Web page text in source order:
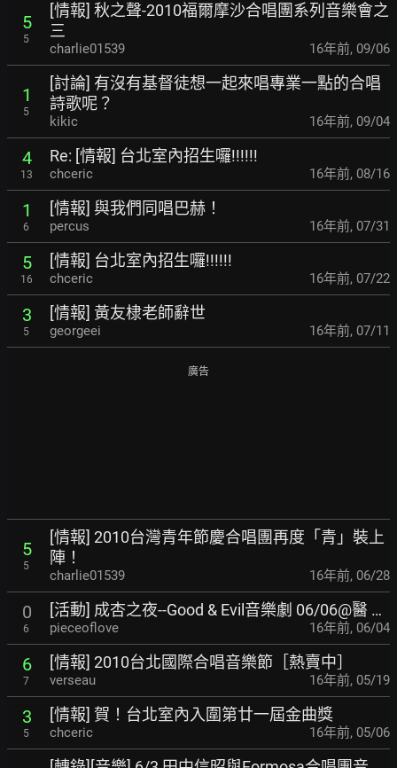
5
5
[情報] 秋之聲-2010福爾摩沙合唱團系列音樂會之
三
charlie01539 16年前, 09/06
1
5
[討論] 有沒有基督徒想一起來唱專業一點的合唱
詩歌呢？
kikic 16年前, 09/04
4
13
Re: [情報] 台北室內招生囉!!!!!!
chceric 16年前, 08/16
1
6
[情報] 與我們同唱巴赫！
percus 16年前, 07/31
5
16
[情報] 台北室內招生囉!!!!!!
chceric 16年前, 07/22
3
5
[情報] 黃友棣老師辭世
georgeei 16年前, 07/11
廣告
5
5
[情報] 2010台灣青年節慶合唱團再度「青」裝上
陣！
charlie01539 16年前, 06/28
0
6
[活動] 成杏之夜--Good & Evil音樂劇 06/06@醫 …
pieceoflove 16年前, 06/04
6
7
[情報] 2010台北國際合唱音樂節［熱賣中］
verseau 16年前, 05/19
3
5
[情報] 賀！台北室內入圍第廿一屆金曲獎
chceric 16年前, 05/06